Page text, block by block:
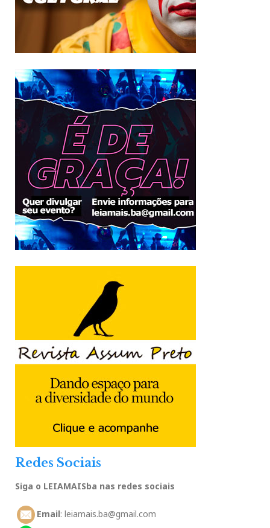
Redes Sociais
Siga o LEIAMAISba nas redes sociais
Email: leiamais.ba@gmail.com